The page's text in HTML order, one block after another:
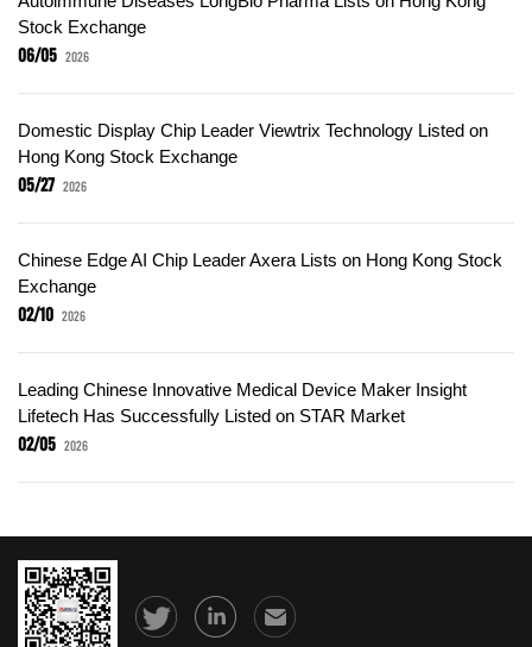
Stock Exchange
06/05 2026
Domestic Display Chip Leader Viewtrix Technology Listed on
Hong Kong Stock Exchange
05/27 2026
Chinese Edge AI Chip Leader Axera Lists on Hong Kong Stock
Exchange
02/10 2026
Leading Chinese Innovative Medical Device Maker Insight
Lifetech Has Successfully Listed on STAR Market
02/05 2026